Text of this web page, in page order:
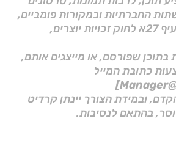
החברתיות ובמקורות פומביים,
בהתאם להוראות סעיף 27א לחוק זכויות יוצרים,
בתוכן שפורסם, או מייצגים אותם,
כתובת המייל
ובמידת הצורך יינתן קרדיט
בהתאם לנסיבות.